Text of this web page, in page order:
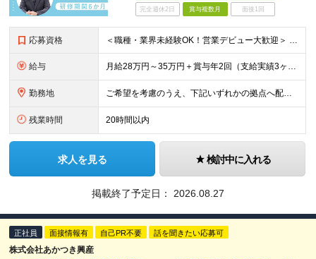
完全週休2日 賞与複数月 面接1回
応募資格 ＜職種・業界未経験OK！営業デビュー大歓迎＞ ◆要普通自動車免許（AT限定可） ◆学歴不問 ＼当てはまる方、ぜひご応募ください！／ □人と話すことや、人の役に立つことが好き □未経験から営業として成
給与 月給28万円～35万円＋賞与年2回（支給実績3ヶ月分） ※経験・年齢・能力を考慮の上、当社規定により決定します。 ※上記月給には固定残業代(25時間分／47,314円～)
勤務地 ご希望を考慮のうえ、下記いずれかの拠点へ配属します。 ※自動車通勤可能（要相談） 【東北エリア】 仙台支店、盛岡支店、福島支店 【関東エリア】 東京本社、東京支店、埼玉支店、千葉支店、群馬支店、東
残業時間 20時間以内
求人を見る 検討中に入れる
掲載終了予定日： 2026.08.27
正社員 面接情報有 自己PR不要 話を聞きたい応募可
株式会社あかつき興産